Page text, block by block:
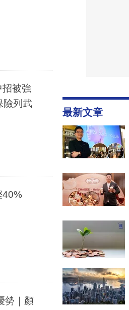
招被強
險列武
40%
勢｜顏
最新文章